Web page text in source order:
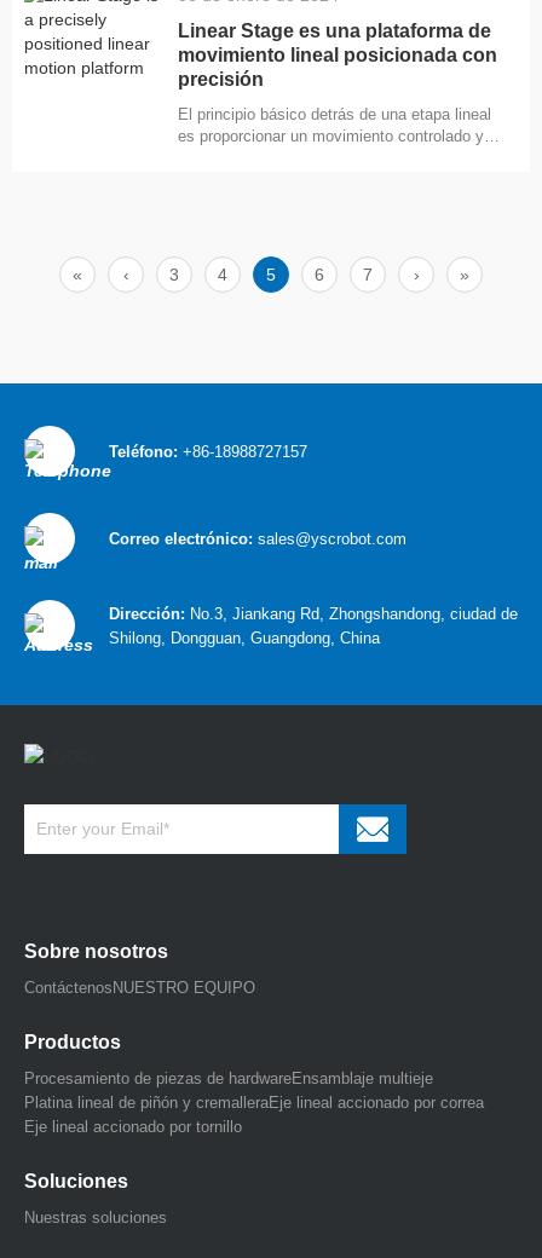
de comenzar a instalar la mesa deslizante
lineal, primero debe asegurarse de que todos
los componentes estén listos y que el área
de trabajo esté cl
Linear Stage es una plataforma de
movimiento lineal posicionada con
precisión
El principio básico detrás de una etapa lineal
es proporcionar un movimiento controlado y
móvil que es impulsada por motores u otros
actuadores, que son controlados por
« ‹ 3 4 5 6 7 › »
Teléfono: +86-18988727157
Correo electrónico: sales@yscrobot.com
Dirección: No.3, Jiankang Rd, Zhongshandong, ciudad de
Shilong, Dongguan, Guangdong, China
Sobre nosotros
ContáctenosNUESTRO EQUIPO
Productos
Procesamiento de piezas de hardwareEnsamblaje multieje
Platina lineal de piñón y cremalleraEje lineal accionado por correa
Eje lineal accionado por tornillo
Soluciones
Nuestras soluciones